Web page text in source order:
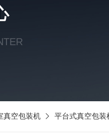
真空包装机 平台式真空包装